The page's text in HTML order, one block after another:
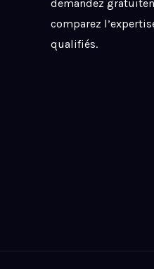
demandez
comparez
qualifiés.